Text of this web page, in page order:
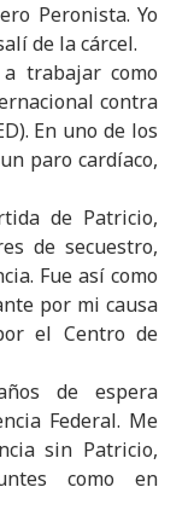
Peronista. Yo
de la cárcel.
trabajar como
contra
En uno de los
paro cardíaco,
de Patricio,
de secuestro,
Fue así como
por mi causa
el Centro de
de espera
Federal. Me
sin Patricio,
como en